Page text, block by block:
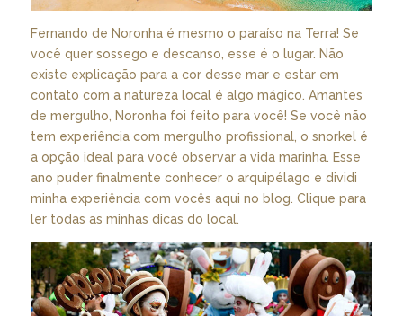
Fernando de Noronha é mesmo o paraíso na Terra! Se
você quer sossego e descanso, esse é o lugar. Não
existe explicação para a cor desse mar e estar em
contato com a natureza local é algo mágico. Amantes
de mergulho, Noronha foi feito para você! Se você não
tem experiência com mergulho profissional, o snorkel é
a opção ideal para você observar a vida marinha. Esse
ano puder finalmente conhecer o arquipélago e dividi
minha experiência com vocês aqui no blog. Clique para
ler todas as minhas dicas do local.